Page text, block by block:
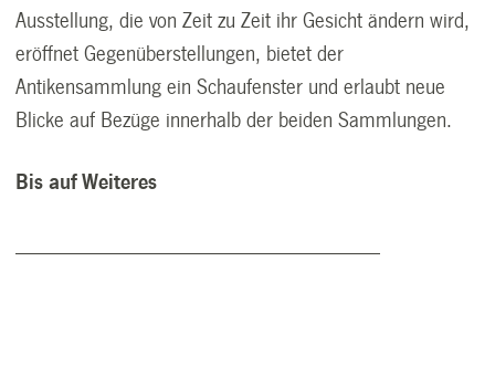
Ausstellung, die von Zeit zu Zeit ihr Gesicht ändern wird,
eröffnet Gegenüberstellungen, bietet der
Antikensammlung ein Schaufenster und erlaubt neue
Blicke auf Bezüge innerhalb der beiden Sammlungen.
Bis auf Weiteres